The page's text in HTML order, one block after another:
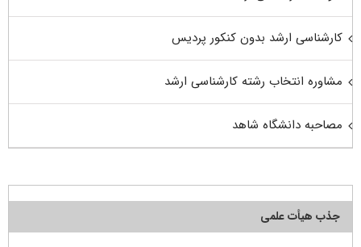
کارشناسی ارشد بدون کنکور پردیس
مشاوره انتخاب رشته کارشناسی ارشد
مصاحبه دانشگاه شاهد
جذب هیأت علمی